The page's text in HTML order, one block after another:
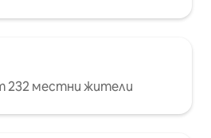
232 местни жители